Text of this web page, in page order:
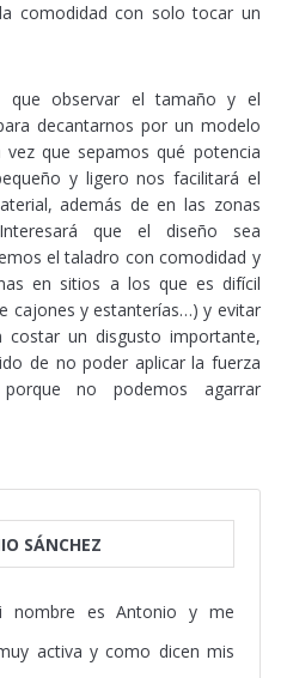
comodidad con solo tocar un
que observar el tamaño y el
decantarnos por un modelo
que sepamos qué potencia
y ligero nos facilitará el
además de en las zonas
que el diseño sea
el taladro con comodidad y
en sitios a los que es difícil
cajones y estanterías…) y evitar
costar un disgusto importante,
de no poder aplicar la fuerza
no podemos agarrar
SÁNCHEZ
nombre es Antonio y me
activa y como dicen mis